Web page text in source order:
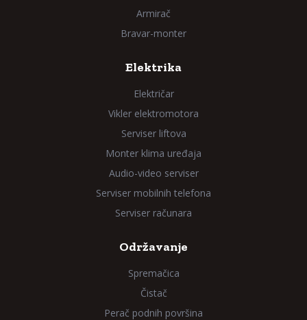
Armirač
Bravar-monter
Elektrika
Električar
Vikler elektromotora
Serviser liftova
Monter klima uređaja
Audio-video serviser
Serviser mobilnih telefona
Serviser računara
Održavanje
Spremačica
Čistač
Perač podnih površina